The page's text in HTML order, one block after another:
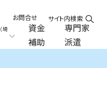
（埼
資金
補助
専門家
派遣
お問合せ サイト内検索